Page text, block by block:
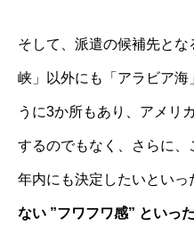
そして、派遣の候補先と
峡」以外にも「アラビア海
うに3か所もあり、アメリ
するのでもなく、さらに、
年内にも決定したいといっ
ない ”フワフワ感” といっ